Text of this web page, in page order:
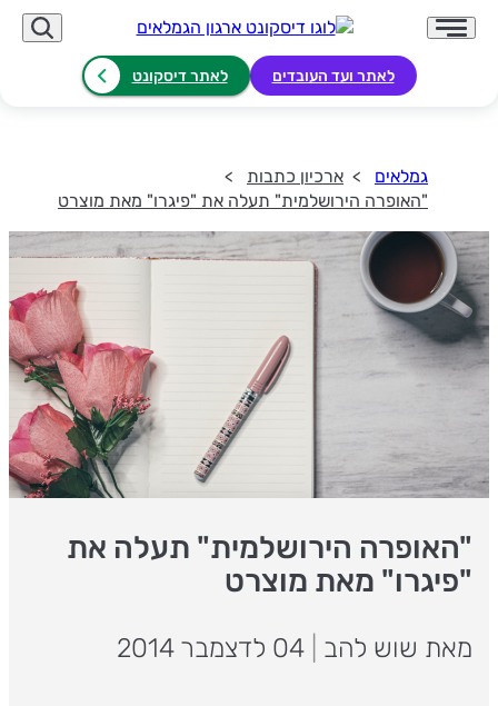
לאתר ועד העובדים לאתר דיסקונט
גמלאים
ארכיון כתבות
"האופרה הירושלמית" תעלה את "פיגרו" מאת מוצרט
"האופרה הירושלמית" תעלה את
"פיגרו" מאת מוצרט
מאת שוש להב